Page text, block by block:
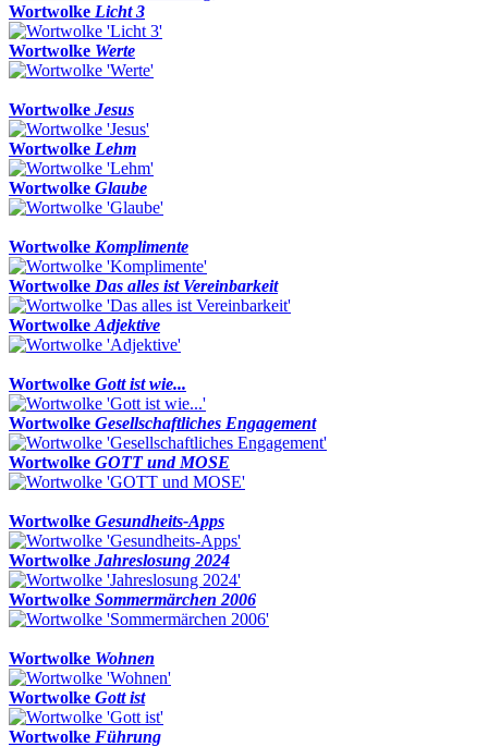
Wortwolke Licht 3
Wortwolke Werte
Wortwolke Jesus
Wortwolke Lehm
Wortwolke Glaube
Wortwolke Komplimente
Wortwolke Das alles ist Vereinbarkeit
Wortwolke Adjektive
Wortwolke Gott ist wie...
Wortwolke Gesellschaftliches Engagement
Wortwolke GOTT und MOSE
Wortwolke Gesundheits-Apps
Wortwolke Jahreslosung 2024
Wortwolke Sommermärchen 2006
Wortwolke Wohnen
Wortwolke Gott ist
Wortwolke Führung